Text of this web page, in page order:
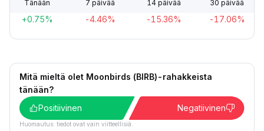
Tänään 7 päivää 14 päivää 30 päivää
+0.75% -4.46% -15.36% -17.06%
Mitä mieltä olet Moonbirds (BIRB)-rahakkeista
tänään?
Positiivinen
Negatiivinen
Huomautus: tiedot ovat vain viitteellisiä.